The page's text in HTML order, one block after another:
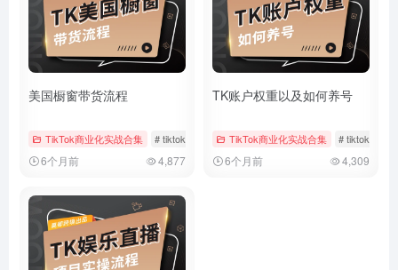
美国橱窗带货流程
TikTok商业化实战合集 # tiktok # 带货回款 # 带货流程
6个月前 4,877
TK账户权重以及如何养号
TikTok商业化实战合集 # tiktok
6个月前 4,309